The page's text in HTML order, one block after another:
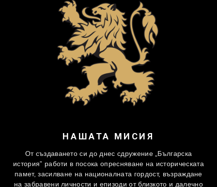
НАШАТА МИСИЯ
От създаването си до днес сдружение „Българска
история” работи в посока опресняване на историческата
памет, засилване на националната гордост, възраждане
на забравени личности и епизоди от близкото и далечно